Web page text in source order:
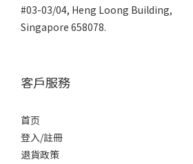
#03-03/04, Heng Loong Building,
Singapore 658078.
客戶服務
首页
登入/註冊
退貨政策